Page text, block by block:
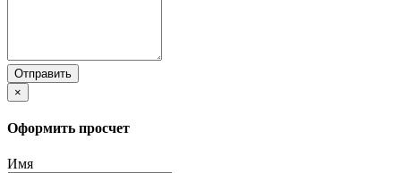
Отправить
×
Оформить просчет
Имя